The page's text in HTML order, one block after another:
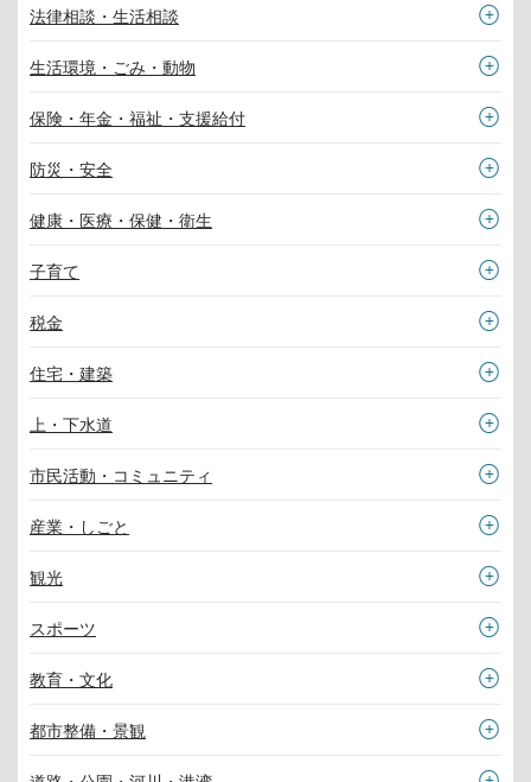
法律相談・生活相談
生活環境・ごみ・動物
保険・年金・福祉・支援給付
防災・安全
健康・医療・保健・衛生
子育て
税金
住宅・建築
上・下水道
市民活動・コミュニティ
産業・しごと
観光
スポーツ
教育・文化
都市整備・景観